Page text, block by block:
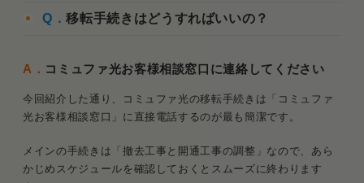
Q．移転手続きはどうすればいいの？
A． コミュファ光お客様相談窓口に連絡してください
今回紹介した通り、コミュファ光の移転手続きは「コミュファ
光お客様相談窓口」に直接電話するのが最も簡潔です。
メインの手続きは「撤去工事と開通工事の調整」なので、あら
かじめスケジュールを確認しておくとスムーズに終わります